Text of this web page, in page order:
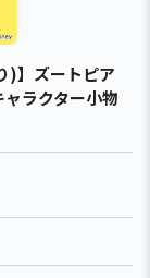
)】ズートピア
ラクター小物